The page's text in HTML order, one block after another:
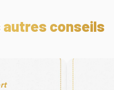
autres conseils